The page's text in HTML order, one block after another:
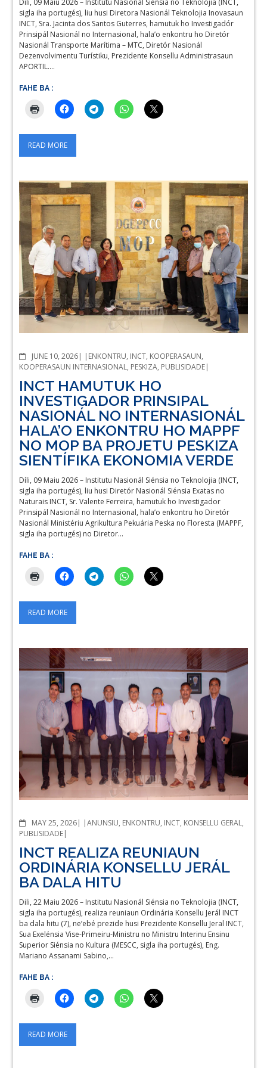
Díli, 09 Maiu 2026 – Institutu Nasionál Siénsia no Teknolojia (INCT,
sigla iha portugés), liu husi Diretora Nasionál Teknolojia Inovasaun
INCT, Sra. Jacinta dos Santos Guterres, hamutuk ho Investigadór
Prinsipál Nasionál no Internasional, hala’o enkontru ho Diretór
Nasionál Transporte Marítima – MTC, Diretór Nasionál
Dezenvolvimentu Turístiku, Prezidente Konsellu Administrasaun
APORTIL.…
FAHE BA :
READ MORE
JUNE 10, 2026 COMMENTS
ENKONTRU, INCT, KOOPERASAUN,
KOOPERASAUN INTERNASIONAL, PESKIZA, PUBLISIDADE
INCT HAMUTUK HO
INVESTIGADOR PRINSIPAL
NASIONÁL NO INTERNASIONÁL
HALA’O ENKONTRU HO MAPPF
NO MOP BA PROJETU PESKIZA
SIENTÍFIKA EKONOMIA VERDE
Díli, 09 Maiu 2026 – Institutu Nasionál Siénsia no Teknolojia (INCT,
sigla iha portugés), liu husi Diretór Nasionál Siénsia Exatas no
Naturais INCT, Sr. Valente Ferreira, hamutuk ho Investigador
Prinsipál Nasionál no Internasional, hala’o enkontru ho Diretór
Nasionál Ministériu Agrikultura Pekuária Peska no Floresta (MAPPF,
sigla iha portugés) no Diretor…
FAHE BA :
READ MORE
MAY 25, 2026 COMMENTS
ANUNSIU, ENKONTRU, INCT, KONSELLU GERAL,
PUBLISIDADE
INCT REALIZA REUNIAUN
ORDINÁRIA KONSELLU JERÁL
BA DALA HITU
Dili, 22 Maiu 2026 – Institutu Nasionál Siénsia no Teknolojia (INCT,
sigla iha portugés), realiza reuniaun Ordinária Konsellu Jerál INCT
ba dala hitu (7), ne’ebé prezide husi Prezidente Konsellu Jeral INCT,
Sua Exelénsia Vise-Primeiru-Ministru no Ministru Interinu Ensinu
Superior Siénsia no Kultura (MESCC, sigla iha portugés), Eng.
Mariano Assanami Sabino,…
FAHE BA :
READ MORE